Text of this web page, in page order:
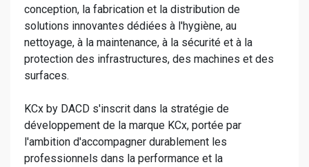
conception, la fabrication et la distribution de
solutions innovantes dédiées à l'hygiène, au
nettoyage, à la maintenance, à la sécurité et à la
protection des infrastructures, des machines et des
surfaces.
KCx by DACD s'inscrit dans la stratégie de
développement de la marque KCx, portée par
l'ambition d'accompagner durablement les
professionnels dans la performance et la